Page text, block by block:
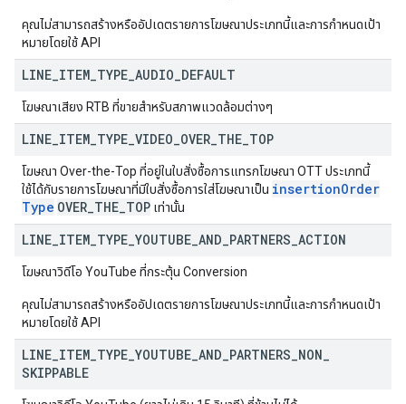
คุณไม่สามารถสร้างหรืออัปเดตรายการโฆษณาประเภทนี้และการกำหนดเป้า
หมายโดยใช้ API
LINE ITEM TYPE AUDIO DEFAULT
โฆษณาเสียง RTB ที่ขายสำหรับสภาพแวดล้อมต่างๆ
LINE ITEM TYPE VIDEO OVER THE TOP
โฆษณา Over-the-Top ที่อยู่ในใบสั่งซื้อการแทรกโฆษณา OTT ประเภทนี้
ใช้ได้กับรายการโฆษณาที่มีใบสั่งซื้อการใส่โฆษณาเป็น insertionOrder
Type OVER THE TOP เท่านั้น
LINE ITEM TYPE YOUTUBE AND PARTNERS ACTION
โฆษณาวิดีโอ YouTube ที่กระตุ้น Conversion
คุณไม่สามารถสร้างหรืออัปเดตรายการโฆษณาประเภทนี้และการกำหนดเป้า
หมายโดยใช้ API
LINE ITEM TYPE YOUTUBE AND PARTNERS NON
SKIPPABLE